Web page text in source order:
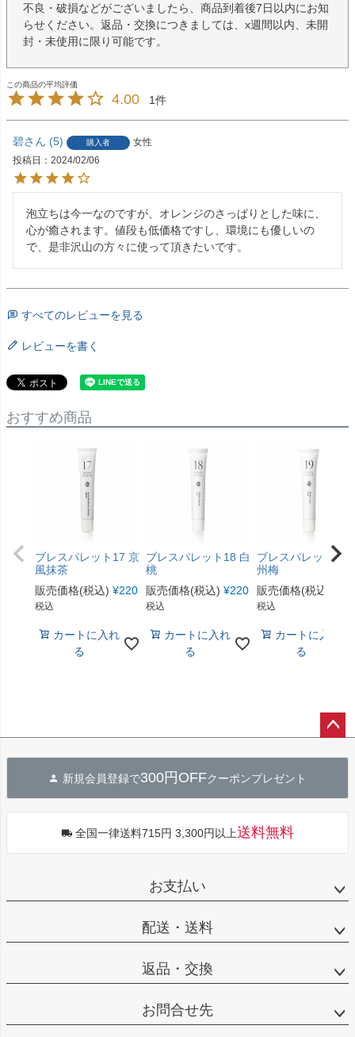
不良・破損などがございましたら、商品到着後7日以内にお知
らせください。返品・交換につきましては、x週間以内、未開
封・未使用に限り可能です。
4.00 1
碧 5 購入者
女性
投稿日
2024/02/06
泡立ちは今一なのですが、オレンジのさっぱりとした味に、
心が癒されます。値段も低価格ですし、環境にも優しいの
で、是非沢山の方々に使って頂きたいです。
すべてのレビューを見る
レビューを書く
おすすめ商品
ブレスパレット17 京
風抹茶
販売価格(税込) ¥220
税込
カートに入れ
る
ブレスパレット18 白
桃
販売価格(税込) ¥220
税込
カートに入れ
る
ブレスパレット19
州梅
販売価格(税込)
税込
カートに入れ
る
へ
新規会員登録で300円OFFクーポンプレゼント
全国一律送料715円 3,300円以上送料無料
お支払い
配送・送料
返品・交換
お問合せ先